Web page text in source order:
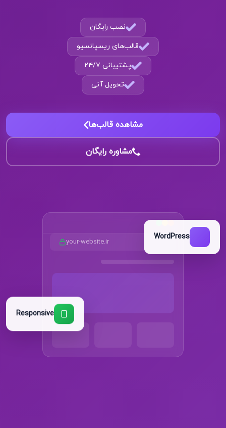
نصب رایگان
قالب‌های ریسپانسیو
پشتیبانی ۲۴/۷
تحویل آنی
مشاهده قالب‌ها
مشاوره رایگان
your-website.ir WordPress
Responsive